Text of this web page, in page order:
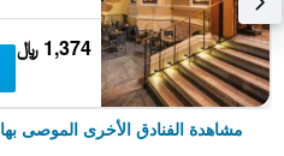
1,374 ﷼
مشاهدة الفنادق الأخرى الموصى بها